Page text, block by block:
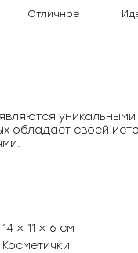
Отличное
обладает своей
14 × 11 × 6 см
Косметички